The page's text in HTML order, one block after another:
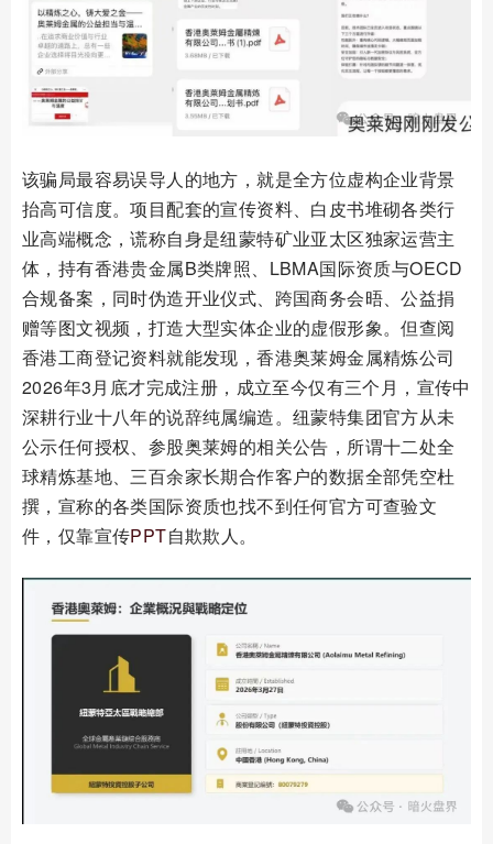
该骗局最容易误导人的地方，就是全方位虚构企业背景
抬高可信度。项目配套的宣传资料、白皮书堆砌各类行
业高端概念，谎称自身是纽蒙特矿业亚太区独家运营主
体，持有香港贵金属B类牌照、LBMA国际资质与OECD
合规备案，同时伪造开业仪式、跨国商务会晤、公益捐
赠等图文视频，打造大型实体企业的虚假形象。但查阅
香港工商登记资料就能发现，香港奥莱姆金属精炼公司
2026年3月底才完成注册，成立至今仅有三个月，宣传中
深耕行业十八年的说辞纯属编造。纽蒙特集团官方从未
公示任何授权、参股奥莱姆的相关公告，所谓十二处全
球精炼基地、三百余家长期合作客户的数据全部凭空杜
撰，宣称的各类国际资质也找不到任何官方可查验文
件，仅靠宣传PPT自欺欺人。